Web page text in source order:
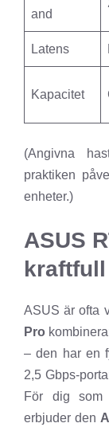
and
Latens
Kapacitet
(Angivna
praktiken
enheter.)
ASUS
ASUS är ofta
Pro
– den har en
2,5 Gbps-
För dig som
erbjuder den